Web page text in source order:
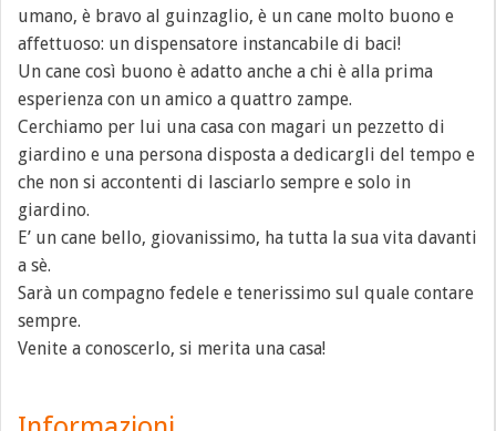
umano, è bravo al guinzaglio, è un cane molto buono e
affettuoso: un dispensatore instancabile di baci!
Un cane così buono è adatto anche a chi è alla prima
esperienza con un amico a quattro zampe.
Cerchiamo per lui una casa con magari un pezzetto di
giardino e una persona disposta a dedicargli del tempo e
che non si accontenti di lasciarlo sempre e solo in
giardino.
E’ un cane bello, giovanissimo, ha tutta la sua vita davanti
a sè.
Sarà un compagno fedele e tenerissimo sul quale contare
sempre.
Venite a conoscerlo, si merita una casa!